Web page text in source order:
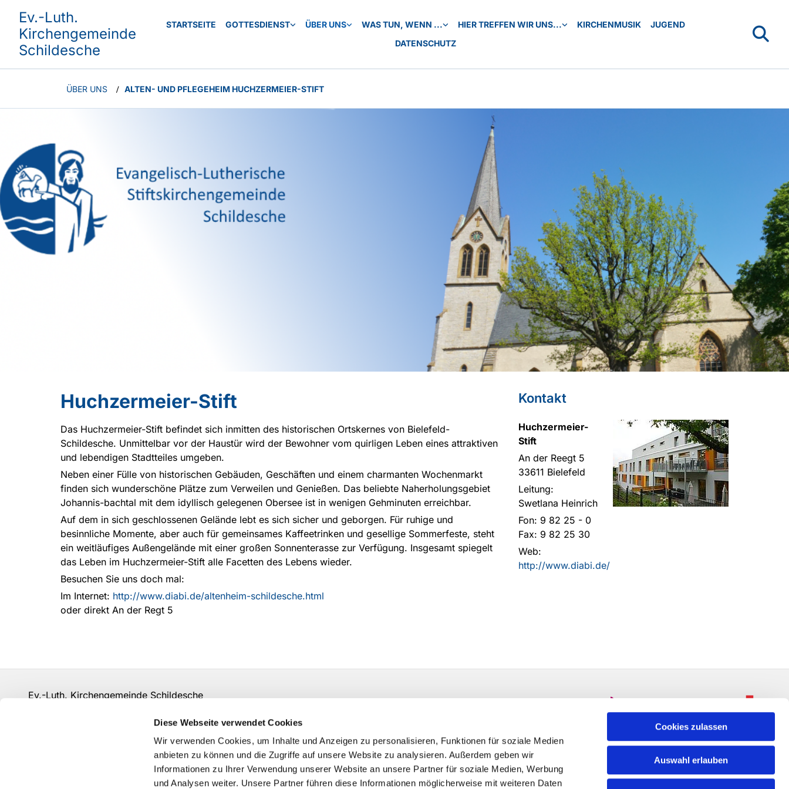
Diese Webseite verwendet Cookies
Wir verwenden Cookies, um Inhalte und Anzeigen zu personalisieren, Funktionen für soziale Medien
anbieten zu können und die Zugriffe auf unsere Website zu analysieren. Außerdem geben wir
Informationen zu Ihrer Verwendung unserer Website an unsere Partner für soziale Medien, Werbung
und Analysen weiter. Unsere Partner führen diese Informationen möglicherweise mit weiteren Daten
Cookies zulassen
Auswahl erlauben
Ev.-Luth.
Kirchengemeinde
Schildesche
STARTSEITE GOTTESDIENST ÜBER UNS WAS TUN, WENN ... HIER TREFFEN WIR UNS... KIRCHENMUSIK
JUGEND
DATENSCHUTZ
ÜBER UNS / ALTEN- UND PFLEGEHEIM HUCHZERMEIER-STIFT
Huchzermeier-Stift
Das Huchzermeier-Stift befindet sich inmitten des historischen Ortskernes von Bielefeld-
Schildesche. Unmittelbar vor der Haustür wird der Bewohner vom quirligen Leben eines attraktiven
und lebendigen Stadtteiles umgeben.
Neben einer Fülle von historischen Gebäuden, Geschäften und einem charmanten Wochenmarkt
finden sich wunderschöne Plätze zum Verweilen und Genießen. Das beliebte Naherholungsgebiet
Johannis-bachtal mit dem idyllisch gelegenen Obersee ist in wenigen Gehminuten erreichbar.
Auf dem in sich geschlossenen Gelände lebt es sich sicher und geborgen. Für ruhige und
besinnliche Momente, aber auch für gemeinsames Kaffeetrinken und gesellige Sommerfeste, steht
ein weitläufiges Außengelände mit einer großen Sonnenterasse zur Verfügung. Insgesamt spiegelt
das Leben im Huchzermeier-Stift alle Facetten des Lebens wieder.
Besuchen Sie uns doch mal:
Im Internet: http://www.diabi.de/altenheim-schildesche.html
oder direkt An der Regt 5
Kontakt
Huchzermeier-
Stift
An der Reegt 5
33611 Bielefeld
Leitung:
Swetlana Heinrich
Fon: 9 82 25 - 0
Fax: 9 82 25 30
Web:
http://www.diabi.de/
Ev.-Luth. Kirchengemeinde Schildesche